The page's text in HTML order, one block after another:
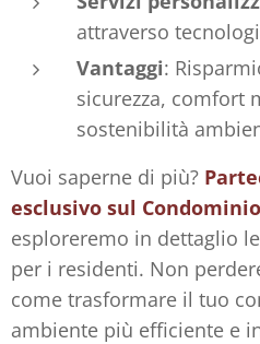
attraverso
Vantaggi:
sicurezza, comfort
sostenibilità
Vuoi saperne di più?
esclusivo sul
esploreremo in dettaglio
per i residenti. Non
come trasformare il tuo
ambiente più efficiente e